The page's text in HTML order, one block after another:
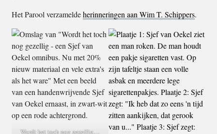
Het Parool verzameldeherinneringen aan Wim T. Schippers.
Wordt het toch nog gezellig…